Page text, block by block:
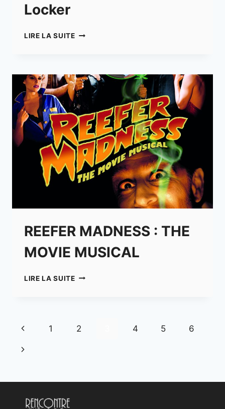
Locker
LIRE LA SUITEDÉMINEURS
LOCKER
REEFER MADNESS : THE
MOVIE MUSICAL
LIRE LA SUITEREEFER
MUSICAL
Page
navigation
Previous
Page
1 2 4 5 6
Next